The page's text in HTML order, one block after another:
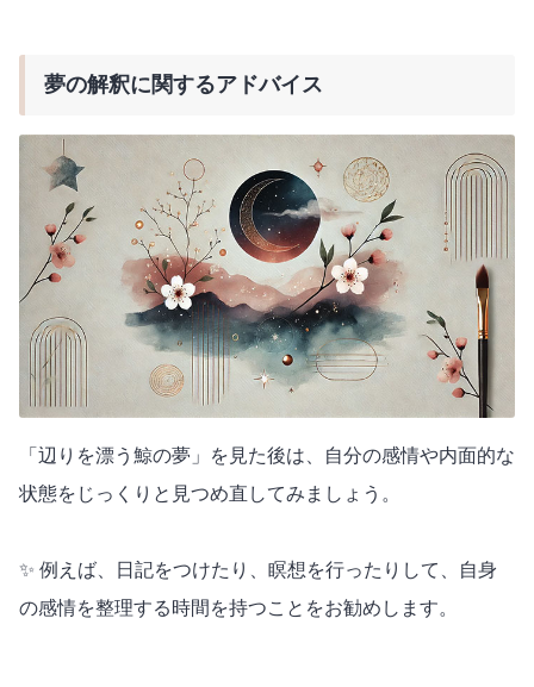
夢の解釈に関するアドバイス
「辺りを漂う鯨の夢」を見た後は、自分の感情や内面的な
状態をじっくりと見つめ直してみましょう。
✨ 例えば、日記をつけたり、瞑想を行ったりして、自身
の感情を整理する時間を持つことをお勧めします。